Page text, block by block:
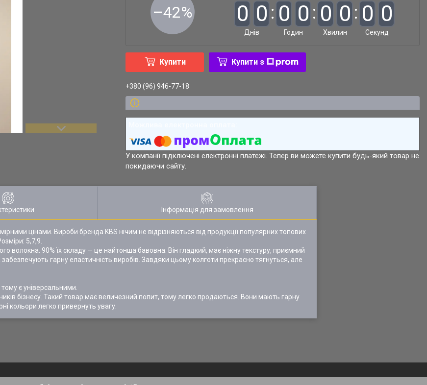
–42% 0 0
Днів
0 0
Годин
0 0
Хвилин
0 0
Секунд
Купити Купити з
+380 (96) 946-77-18
У компанії підключені електронні платежі. Тепер ви можете купити будь-який товар не
покидаючи сайту.
Інформація для замовлення
цінами. Вироби бренда KBS нічим не відрізняються від продукції популярних топових
5,7,9.
волокна. 90% їх складу — це найтонша бавовна. Він гладкий, має ніжну текстуру, приємний
гарну еластичність виробів. Завдяки цьому колготи прекрасно тягнуться, але
є універсальними.
бізнесу. Такий товар має величезний попит, тому легко продаються. Вони мають гарну
кольори легко привернуть увагу.